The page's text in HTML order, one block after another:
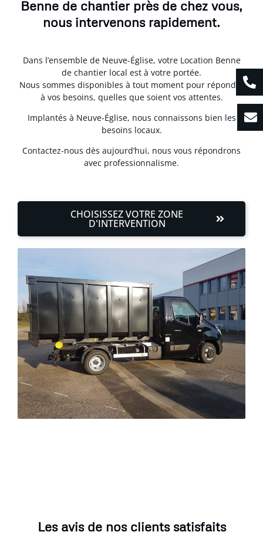
Benne de chantier près de chez vous,
nous intervenons rapidement.
Dans l’ensemble de Neuve-Église, votre Location Benne
de chantier local est à votre portée.
Nous sommes disponibles à tout moment pour répondre
à vos besoins, quelles que soient vos attentes.
Implantés à Neuve-Église, nous connaissons bien les
besoins locaux.
Contactez-nous dès aujourd’hui, nous vous répondrons
avec professionnalisme.
CHOISISSEZ VOTRE ZONE
D'INTERVENTION
Les avis de nos clients satisfaits